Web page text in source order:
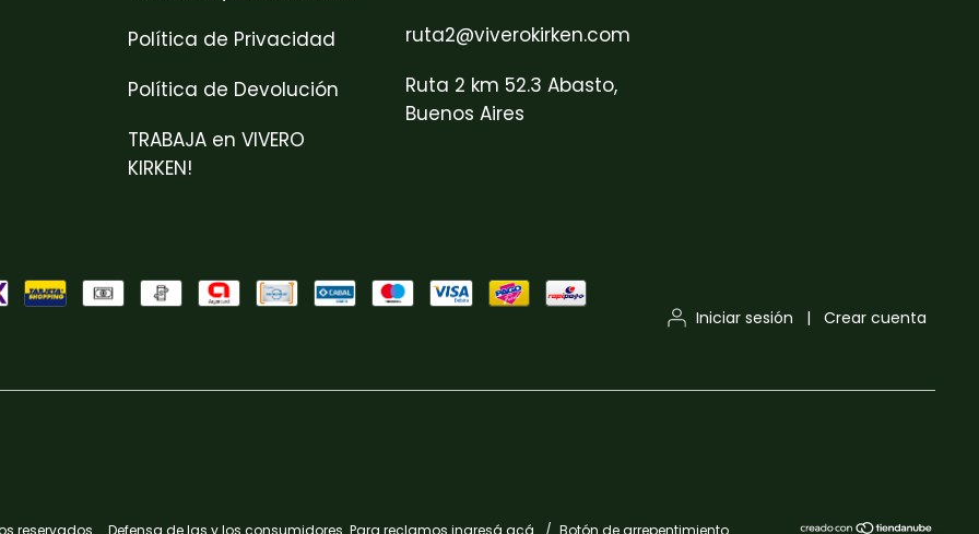
Política de Privacidad
Política de Devolución
TRABAJA en VIVERO
KIRKEN!
ruta2@viverokirken.com
Ruta 2 km 52.3 Abasto,
Buenos Aires
Iniciar sesión | Crear cuenta
reservados. Defensa de las y los consumidores. Para reclamos ingresá acá. / Botón de arrepentimiento